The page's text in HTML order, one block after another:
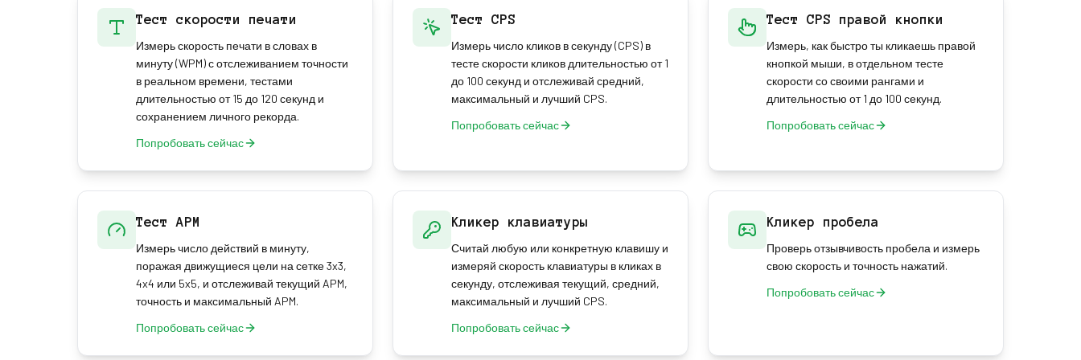
Тест скорости печати
Измерь скорость печати в словах в
минуту (WPM) с отслеживанием точности
в реальном времени, тестами
длительностью от 15 до 120 секунд и
сохранением личного рекорда.
Попробовать сейчас
Тест CPS
Измерь число кликов в секунду (CPS) в
тесте скорости кликов длительностью от 1
до 100 секунд и отслеживай средний,
максимальный и лучший CPS.
Попробовать сейчас
Тест CPS правой кнопки
Измерь, как быстро ты кликаешь правой
кнопкой мыши, в отдельном тесте
скорости со своими рангами и
длительностью от 1 до 100 секунд.
Попробовать сейчас
Тест APM
Измерь число действий в минуту,
поражая движущиеся цели на сетке 3x3,
4x4 или 5x5, и отслеживай текущий APM,
точность и максимальный APM.
Попробовать сейчас
Кликер клавиатуры
Считай любую или конкретную клавишу и
измеряй скорость клавиатуры в кликах в
секунду, отслеживая текущий, средний,
максимальный и лучший CPS.
Попробовать сейчас
Кликер пробела
Проверь отзывчивость пробела и измерь
свою скорость и точность нажатий.
Попробовать сейчас